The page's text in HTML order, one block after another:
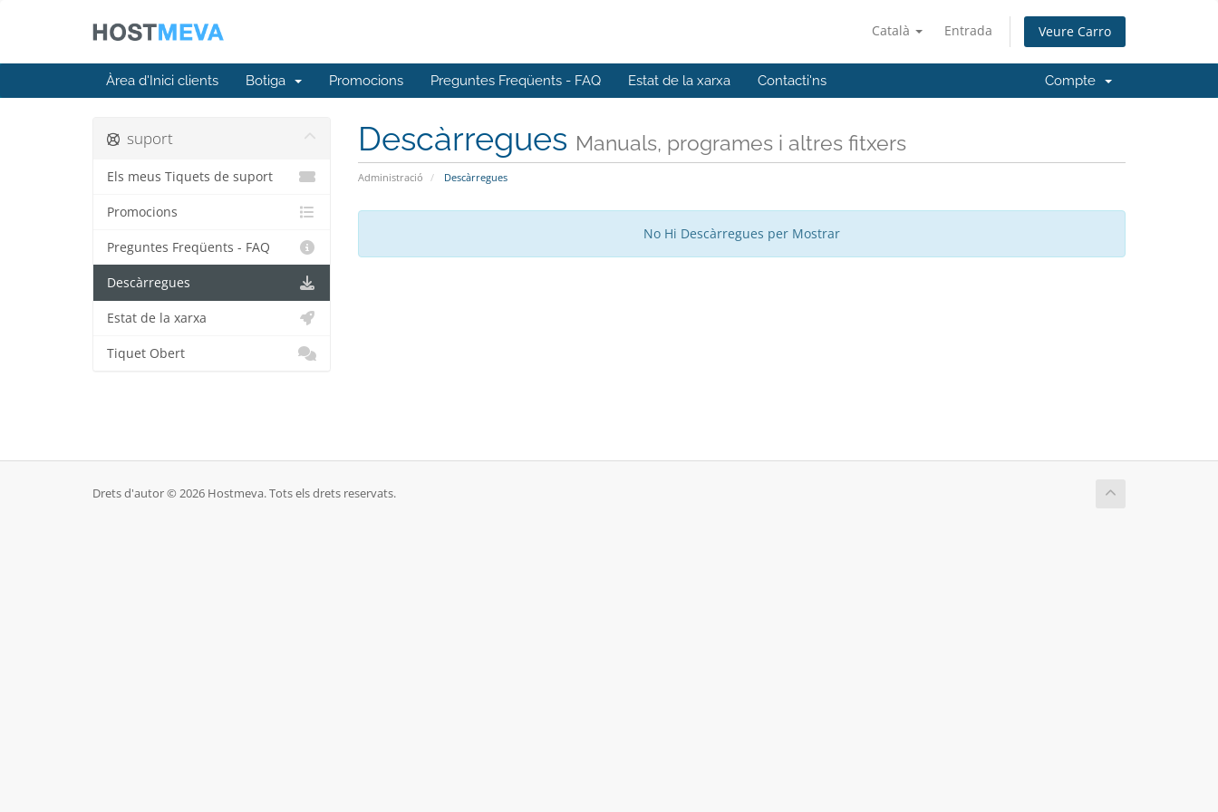
Català Entrada Veure Carro
Àrea d'Inici clients Botiga Promocions Preguntes Freqüents - FAQ Estat de la xarxa Contacti'ns Compte
Descàrregues Manuals, programes i altres fitxers
Administració Descàrregues
No Hi Descàrregues per Mostrar
suport
Els meus Tiquets de suport
Promocions
Preguntes Freqüents - FAQ
Descàrregues
Estat de la xarxa
Tiquet Obert
Drets d'autor © 2026 Hostmeva. Tots els drets reservats.